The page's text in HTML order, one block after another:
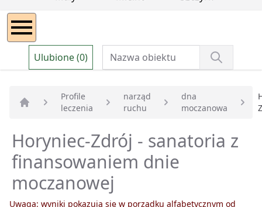
Ulubione (0)
Strona główna
Profile
leczenia
narząd
ruchu
dna
moczanowa
Horyniec-Zdrój - sanatoria z
finansowaniem dnie
moczanowej
Uwaga: wyniki pokazują się w porządku alfabetycznym od